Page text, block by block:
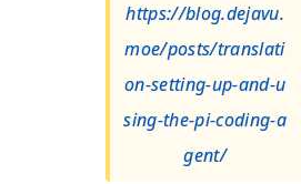
https://blog.dejavu.
moe/posts/translati
on-setting-up-and-u
sing-the-pi-coding-a
gent/